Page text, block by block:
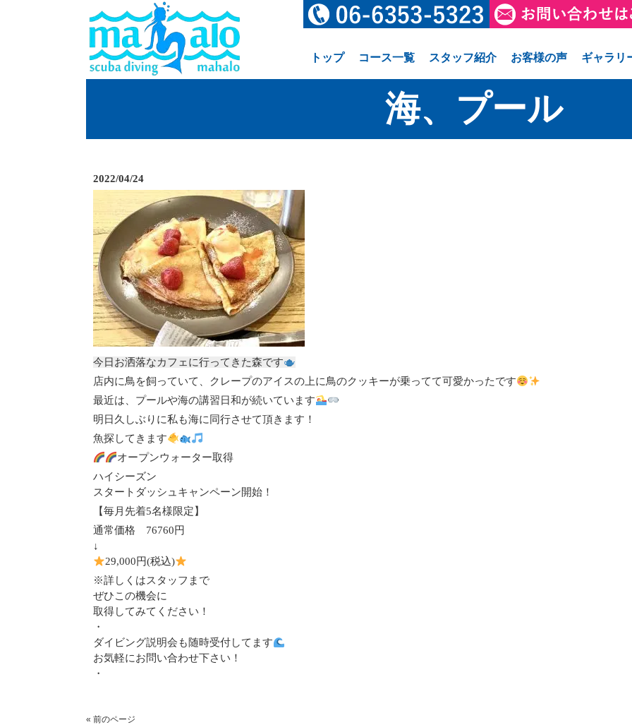
トップ コース一覧 スタッフ紹介 お客様の声 ギャラリ
海、プール
2022/04/24
今日お洒落なカフェに行ってきた森です
店内に鳥を飼っていて、クレープのアイスの上に鳥のクッキーが乗ってて可愛かったです
最近は、プールや海の講習日和が続いています
明日久しぶりに私も海に同行させて頂きます！
魚探してきます
オープンウォーター取得
ハイシーズン
スタートダッシュキャンペーン開始！
【毎月先着5名様限定】
通常価格 76760円
↓
29,000円(税込)
※詳しくはスタッフまで
ぜひこの機会に
取得してみてください！
・
ダイビング説明会も随時受付してます
お気軽にお問い合わせ下さい！
・
« 前のページ